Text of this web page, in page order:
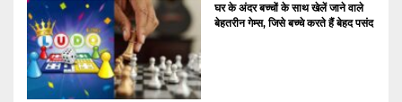
घर के अंदर बच्चों के साथ खेलें जाने वाले
बेहतरीन गेम्स, जिसे बच्चे करते हैं बेहद पसंद